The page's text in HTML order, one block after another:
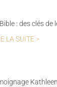
: des clés de
LA SUITE >